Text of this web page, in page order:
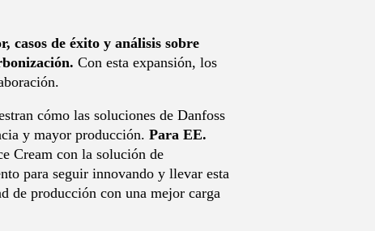
casos de éxito y análisis sobre
Con esta expansión, los
cómo las soluciones de Danfoss
y mayor producción. Para EE.
Cream con la solución de
para seguir innovando y llevar esta
de producción con una mejor carga